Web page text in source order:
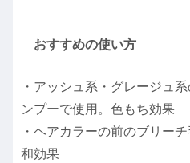
おすすめの使い方
・アッシュ系・グレージュ
ンプーで使用。色もち効果
・ヘアカラーの前のブリー
和効果